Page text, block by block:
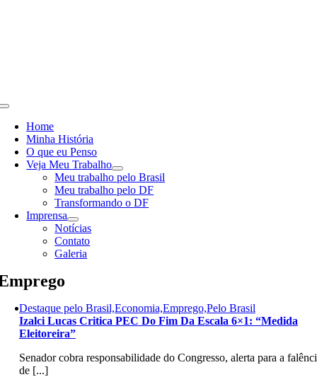
Toggle
NavigationHome
Minha História
O que eu Penso
Veja Meu Trabalho
Meu trabalho pelo Brasil
Meu trabalho pelo DF
Transformando o DF
Imprensa
Notícias
Contato
Galeria
Destaque pelo Brasil,Economia,Emprego,Pelo Brasil
Izalci Lucas Critica PEC Do Fim Da Escala 6×1: “Medida
Eleitoreira”
Senador cobra responsabilidade do Congresso, alerta para a
de [...]